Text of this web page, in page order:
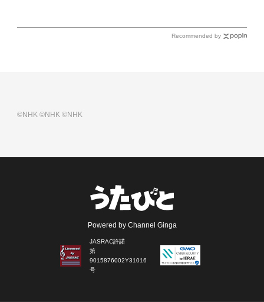
Recommended by
©NHK©NHK©NHK
Powered by Channel Ginga
JASRAC許諾
第
9015876002Y31016
号